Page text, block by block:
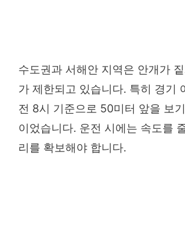
수도권과 서해안 지역은 안개가
가 제한되고 있습니다. 특히 경기
전 8시 기준으로 50미터 앞을 보
이었습니다. 운전 시에는 속도를
리를 확보해야 합니다.